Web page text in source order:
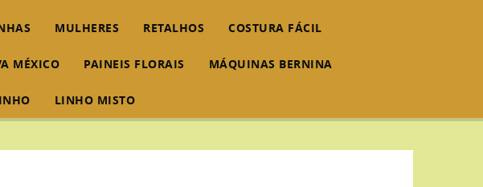
MULHERES RETALHOS COSTURA FÁCIL
MÉXICO PAINEIS FLORAIS MÁQUINAS BERNINA
LINHO MISTO